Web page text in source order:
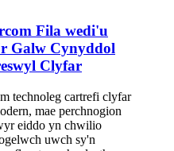
Fila wedi'u
Galw Cynyddol
Clyfar
technoleg cartrefi clyfar
mae perchnogion
eiddo yn chwilio
uwch sy'n